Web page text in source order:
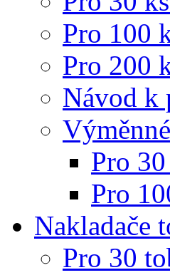
Pro 100
Pro 200
Návod k
Pro
Pro
Nakladače
Pro 30